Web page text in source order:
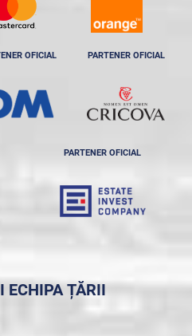
OFICIAL PARTENER OFICIAL
PARTENER OFICIAL
ECHIPA ȚĂRII